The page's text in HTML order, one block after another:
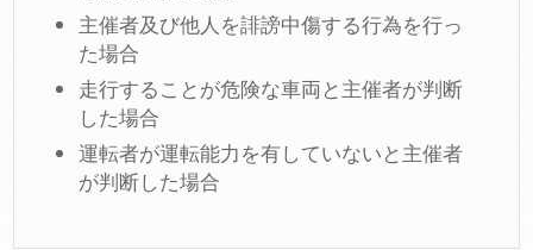
主催者及び他人を誹謗中傷する行為を行っ
た場合
走行することが危険な車両と主催者が判断
した場合
運転者が運転能力を有していないと主催者
が判断した場合